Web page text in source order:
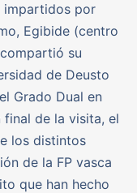
impartidos por
Egibide (centro
su
de Deusto
Grado Dual en
final de la visita, el
los distintos
de la FP vasca
que han hecho